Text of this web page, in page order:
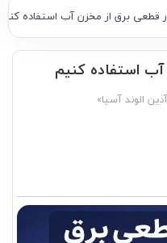
قطعی برق از مخزن آب استفاده
استفاده کنیم
الوند آسیا»